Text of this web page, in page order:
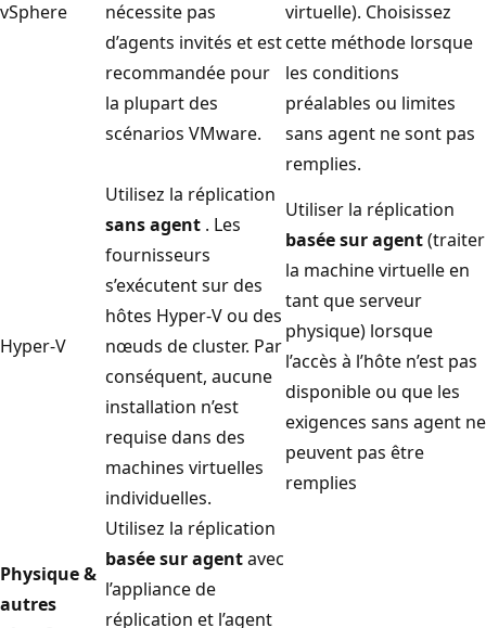
vSphere
nécessite pas
d’agents invités et est
recommandée pour
la plupart des
scénarios VMware.
virtuelle). Choisissez
cette méthode lorsque
les conditions
préalables ou limites
sans agent ne sont pas
remplies.
Hyper-V
Utilisez la réplication
sans agent . Les
fournisseurs
s’exécutent sur des
hôtes Hyper-V ou des
nœuds de cluster. Par
conséquent, aucune
installation n’est
requise dans des
machines virtuelles
individuelles.
Utiliser la réplication
basée sur agent(traiter
la machine virtuelle en
tant que serveur
physique) lorsque
l’accès à l’hôte n’est pas
disponible ou que les
exigences sans agent ne
peuvent pas être
remplies
Physique &
autres
Utilisez la réplication
basée sur agentavec
l’appliance de
réplication et l’agent